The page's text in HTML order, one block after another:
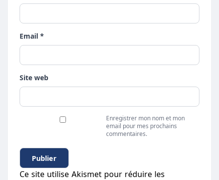
Email *
Site web
Enregistrer mon nom et mon
email pour mes prochains
commentaires.
Ce site utilise Akismet pour réduire les